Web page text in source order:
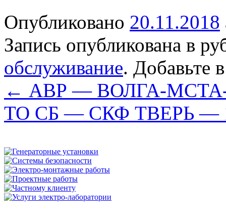
Опубликовано 20.11.2018
Запись опубликована в
обслуживание. Добавьте
← АВР — ВОЛГА-
ТО СБ — СКФ ТВЕРЬ —